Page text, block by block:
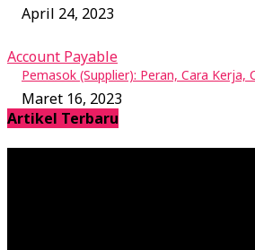
April 24, 2023
Account Payable
Pemasok (Supplier): Peran, Cara
Maret 16, 2023
Artikel Terbaru
RAB adalah Rencana Anggaran Biaya: